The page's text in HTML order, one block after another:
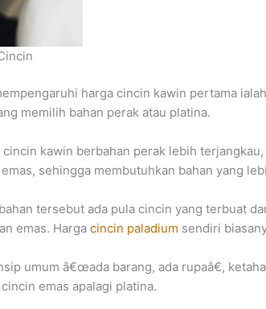
harga cincin kawin pertama
memilih bahan perak atau platina.
cincin kawin berbahan perak lebih
sehingga membutuhkan bahan yang
tersebut ada pula cincin yang terbuat
emas. Harga cincin paladium sendiri
umum â€œada barang, ada rupaâ€,
emas apalagi platina.